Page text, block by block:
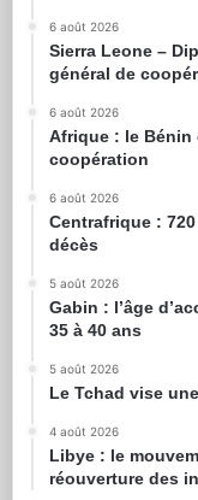
6 août 2026
Sierra Leone –
général de
6 août 2026
Afrique : le Bénin
coopération
6 août 2026
Centrafrique :
décès
5 août 2026
Gabin : l’âge
35 à 40 ans
5 août 2026
Le Tchad vise
4 août 2026
Libye : le
réouverture des